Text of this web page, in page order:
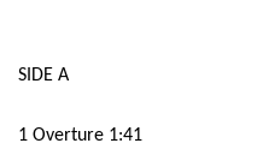
SIDE A
1 Overture 1:41